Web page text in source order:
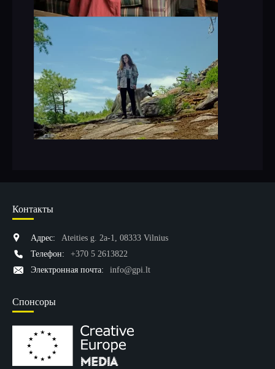
Контакты
Адрес:
Ateities g. 2a-1, 08333 Vilnius
Телефон:
+370 5 2613822
Электронная почта:
info@gpi.lt
Спонсоры